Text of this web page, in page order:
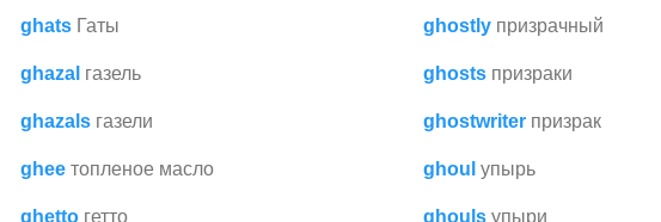
ghats Гаты ghostly призрачный
ghazal газель ghosts призраки
ghazals газели ghostwriter призрак
ghee топленое масло ghoul упырь
ghetto гетто ghouls упыри